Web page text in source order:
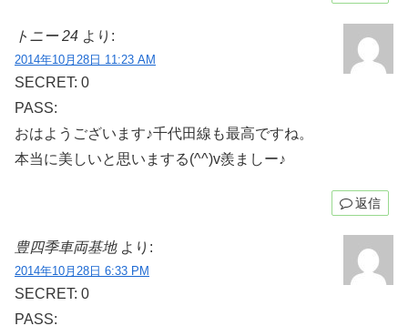
トニー 24 より:
2014年10月28日 11:23 AM
SECRET: 0
PASS:
おはようございます♪千代田線も最高ですね。
本当に美しいと思いまする(^^)v羨ましー♪
返信
豊四季車両基地 より:
2014年10月28日 6:33 PM
SECRET: 0
PASS: